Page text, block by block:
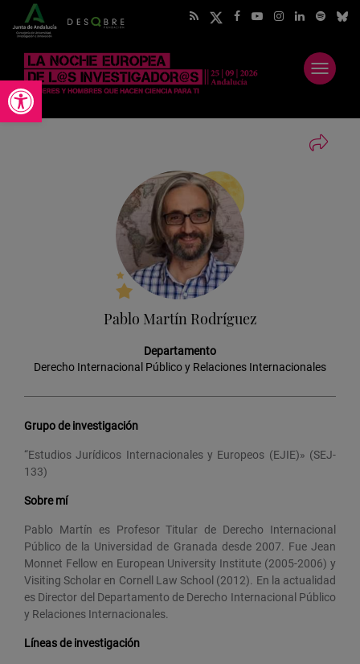
Abrir barra de herramientas
Abrir
menú
Pablo Martín Rodríguez
Departamento
Derecho Internacional Público y Relaciones Internacionales
Grupo de investigación
“Estudios Jurídicos Internacionales y Europeos (EJIE)» (SEJ-
133)
Sobre mí
Pablo Martín es Profesor Titular de Derecho Internacional
Público de la Universidad de Granada desde 2007. Fue Jean
Monnet Fellow en European University Institute (2005-2006) y
Visiting Scholar en Cornell Law School (2012). En la actualidad
es Director del Departamento de Derecho Internacional Público
y Relaciones Internacionales.
Líneas de investigación